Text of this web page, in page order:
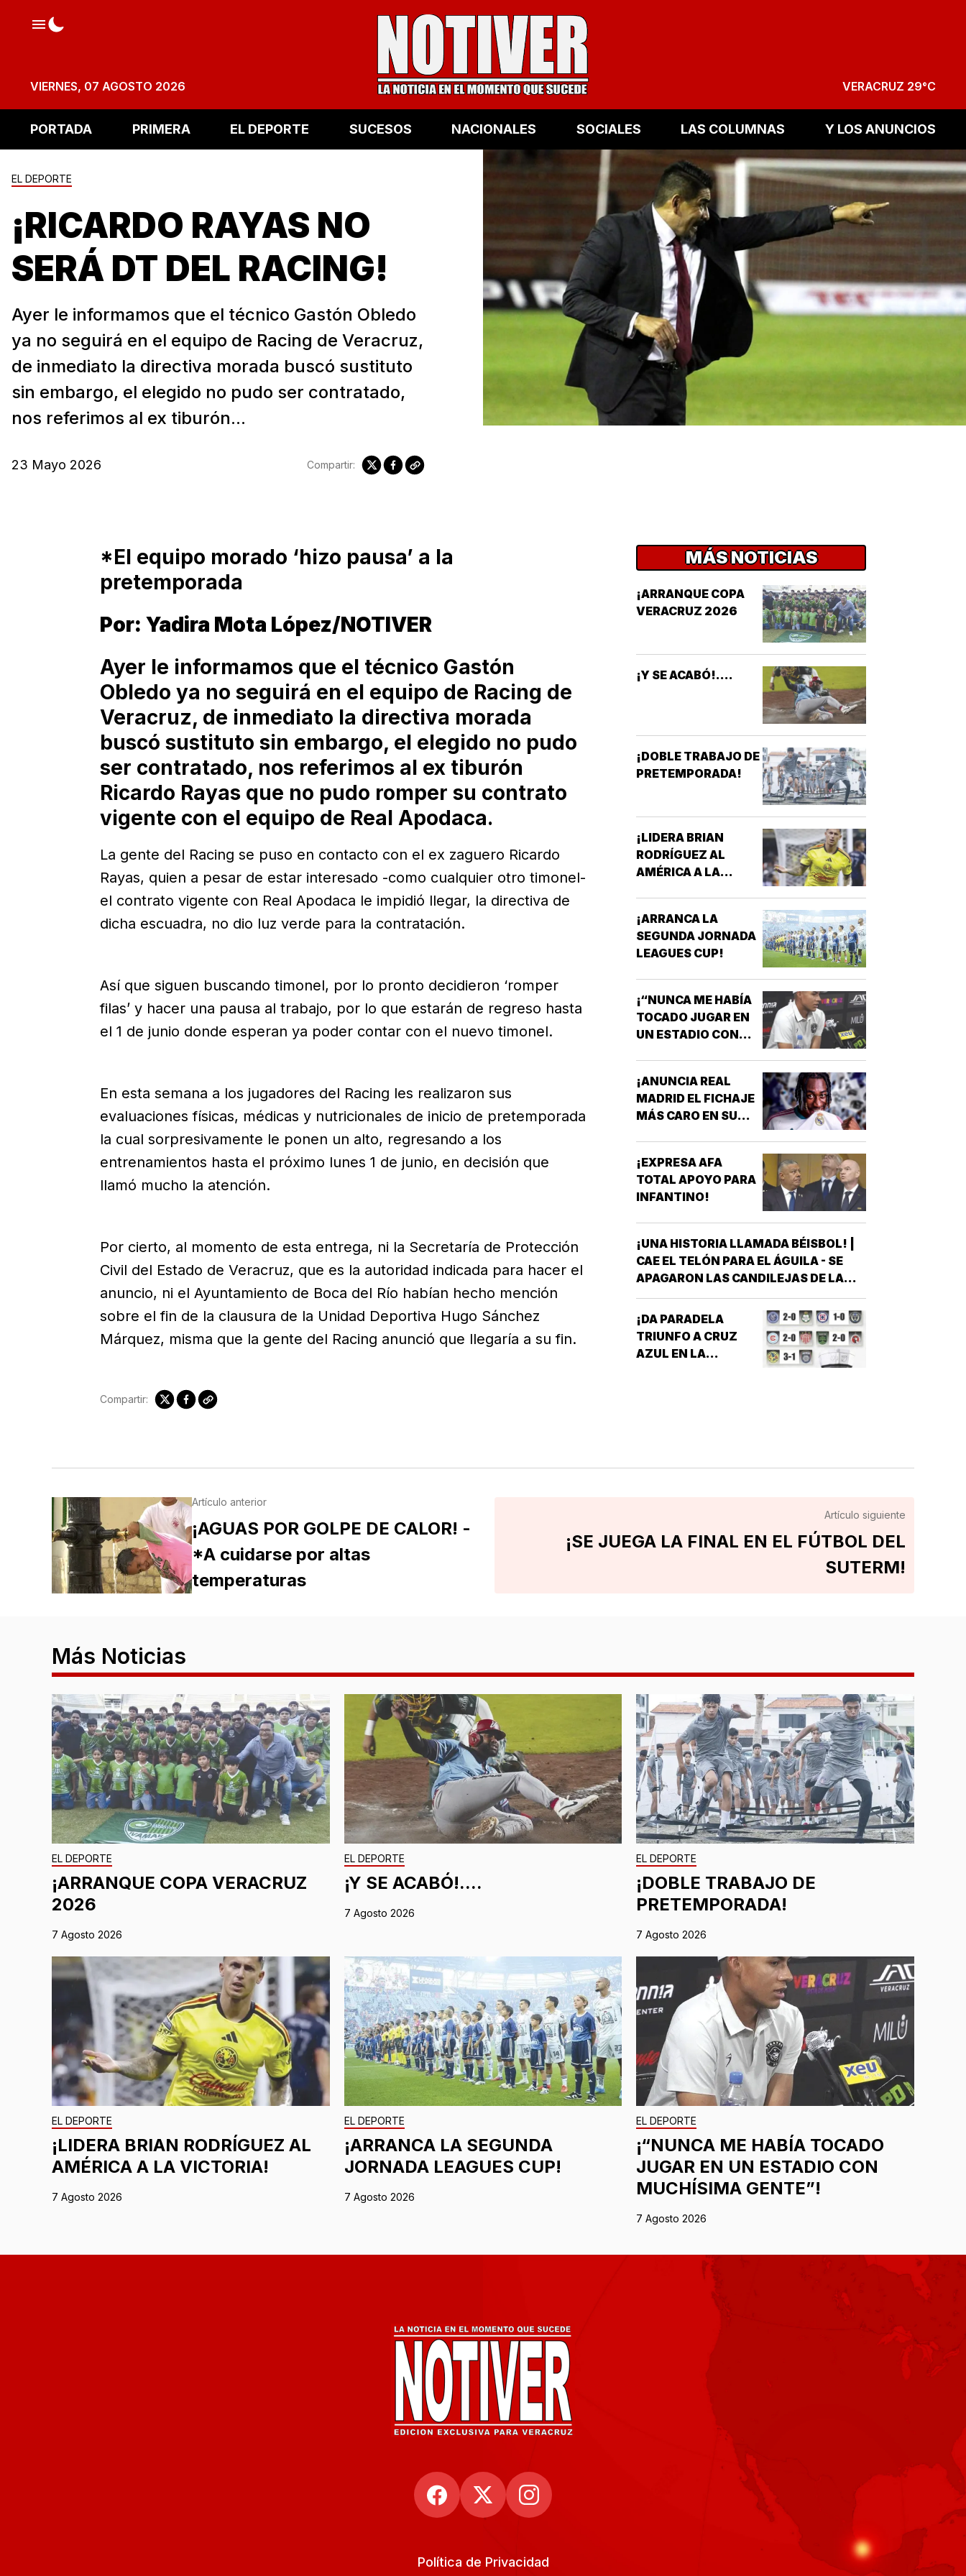
VIERNES, 07 AGOSTO 2026 VERACRUZ 29°C
PORTADA PRIMERA EL DEPORTE SUCESOS NACIONALES SOCIALES LAS COLUMNAS Y LOS ANUNCIOS
EL DEPORTE
¡RICARDO RAYAS NO
SERÁ DT DEL RACING!
Ayer le informamos que el técnico Gastón Obledo
ya no seguirá en el equipo de Racing de Veracruz,
de inmediato la directiva morada buscó sustituto
sin embargo, el elegido no pudo ser contratado,
nos referimos al ex tiburón...
23 Mayo 2026 Compartir:
*El equipo morado ‘hizo pausa’ a la
pretemporada
Por: Yadira Mota López/NOTIVER
Ayer le informamos que el técnico Gastón
Obledo ya no seguirá en el equipo de Racing de
Veracruz, de inmediato la directiva morada
buscó sustituto sin embargo, el elegido no pudo
ser contratado, nos referimos al ex tiburón
Ricardo Rayas que no pudo romper su contrato
vigente con el equipo de Real Apodaca.
La gente del Racing se puso en contacto con el ex zaguero Ricardo
Rayas, quien a pesar de estar interesado -como cualquier otro timonel-
el contrato vigente con Real Apodaca le impidió llegar, la directiva de
dicha escuadra, no dio luz verde para la contratación.
Así que siguen buscando timonel, por lo pronto decidieron ‘romper
filas’ y hacer una pausa al trabajo, por lo que estarán de regreso hasta
el 1 de junio donde esperan ya poder contar con el nuevo timonel.
En esta semana a los jugadores del Racing les realizaron sus
evaluaciones físicas, médicas y nutricionales de inicio de pretemporada
la cual sorpresivamente le ponen un alto, regresando a los
entrenamientos hasta el próximo lunes 1 de junio, en decisión que
llamó mucho la atención.
Por cierto, al momento de esta entrega, ni la Secretaría de Protección
Civil del Estado de Veracruz, que es la autoridad indicada para hacer el
anuncio, ni el Ayuntamiento de Boca del Río habían hecho mención
sobre el fin de la clausura de la Unidad Deportiva Hugo Sánchez
Márquez, misma que la gente del Racing anunció que llegaría a su fin.
Compartir:
MÁS NOTICIAS
¡ARRANQUE COPA
VERACRUZ 2026
¡Y SE ACABÓ!....
¡DOBLE TRABAJO DE
PRETEMPORADA!
¡LIDERA BRIAN
RODRÍGUEZ AL
AMÉRICA A LA
¡ARRANCA LA
SEGUNDA JORNADA
LEAGUES CUP!
¡“NUNCA ME HABÍA
TOCADO JUGAR EN
UN ESTADIO CON
¡ANUNCIA REAL
MADRID EL FICHAJE
MÁS CARO EN SU
¡EXPRESA AFA
TOTAL APOYO PARA
INFANTINO!
¡UNA HISTORIA LLAMADA BÉISBOL! |
CAE EL TELÓN PARA EL ÁGUILA - SE
APAGARON LAS CANDILEJAS DE LA
TEMPORADA 2026 PARA EL ÁGUILA DE
VERACRUZ *LA NOVENA JAROCHA
CERRÓ SU CALENDARIO CON UNA
VICTORIA DE 10-6 SOBRE PERICOS DE
PUEBLA, PERO EL TRIUNFO YA NO…
¡DA PARADELA
TRIUNFO A CRUZ
AZUL EN LA
Artículo anterior
¡AGUAS POR GOLPE DE CALOR! -
*A cuidarse por altas
temperaturas
Artículo siguiente
¡SE JUEGA LA FINAL EN EL FÚTBOL DEL
SUTERM!
Más Noticias
EL DEPORTE
¡ARRANQUE COPA VERACRUZ
2026
7 Agosto 2026
EL DEPORTE
¡Y SE ACABÓ!....
7 Agosto 2026
EL DEPORTE
¡DOBLE TRABAJO DE
PRETEMPORADA!
7 Agosto 2026
EL DEPORTE
¡LIDERA BRIAN RODRÍGUEZ AL
AMÉRICA A LA VICTORIA!
7 Agosto 2026
EL DEPORTE
¡ARRANCA LA SEGUNDA
JORNADA LEAGUES CUP!
7 Agosto 2026
EL DEPORTE
¡“NUNCA ME HABÍA TOCADO
JUGAR EN UN ESTADIO CON
MUCHÍSIMA GENTE”!
7 Agosto 2026
Política de Privacidad